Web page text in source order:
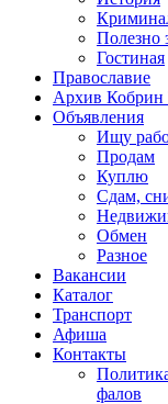
Полезно
Гостиная
Православие
Архив
Объявления
Ищу
Продам
Куплю
Сдам,
Обмен
Разное
Вакансии
Каталог
Транспорт
Афиша
Контакты
фалов